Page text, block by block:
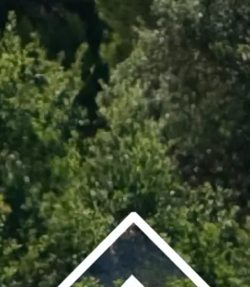
07 août 2026
Artisanat Chant / Chanson
Produits du terroir
Festival Arts et Vigne
2026 - programme du
vendredi 7 août
Châtillon-en-Diois
10:30
23:00